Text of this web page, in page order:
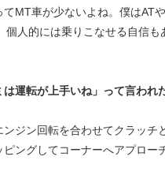
MT車が少ないよね。僕はAT
人的には乗りこなせる自信も
転が上手いね」って言われ
ジン回転を合わせてクラッチ
ングしてコーナーへアプロー